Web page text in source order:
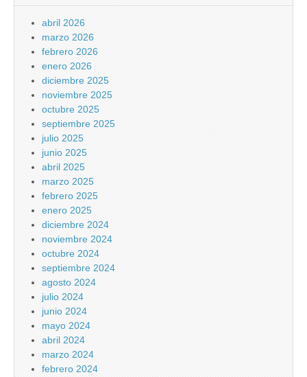
abril 2026
marzo 2026
febrero 2026
enero 2026
diciembre 2025
noviembre 2025
octubre 2025
septiembre 2025
julio 2025
junio 2025
abril 2025
marzo 2025
febrero 2025
enero 2025
diciembre 2024
noviembre 2024
octubre 2024
septiembre 2024
agosto 2024
julio 2024
junio 2024
mayo 2024
abril 2024
marzo 2024
febrero 2024